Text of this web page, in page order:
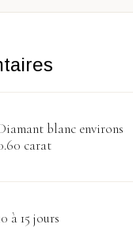
blanc environs
carat
à 15 jours